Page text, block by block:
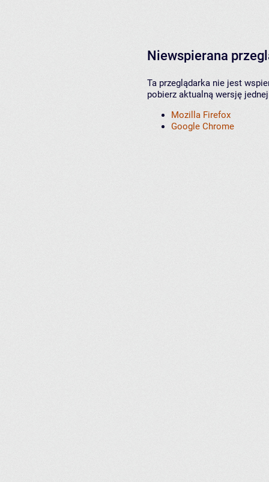
Niewspierana
Ta przeglądarka nie jest
pobierz aktualną wersję
Mozilla Firefox
Google Chrome